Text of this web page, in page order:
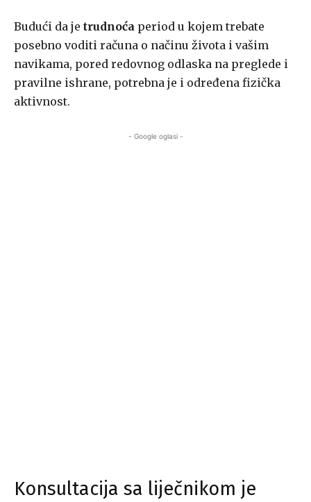
Budući da je trudnoća period u kojem trebate
posebno voditi računa o načinu života i vašim
navikama, pored redovnog odlaska na preglede i
pravilne ishrane, potrebna je i određena fizička
aktivnost.
- Google oglasi -
Konsultacija sa liječnikom je